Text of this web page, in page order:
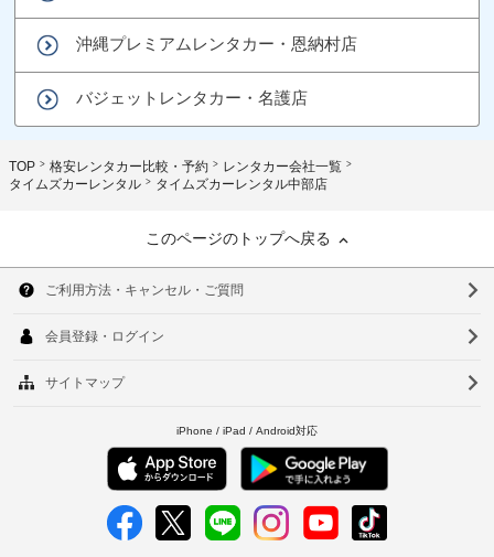
沖縄プレミアムレンタカー・恩納村店
バジェットレンタカー・名護店
TOP 格安レンタカー比較・予約
レンタカー会社一覧
タイムズカーレンタル
タイムズカーレンタル中部店
このページのトップへ戻る